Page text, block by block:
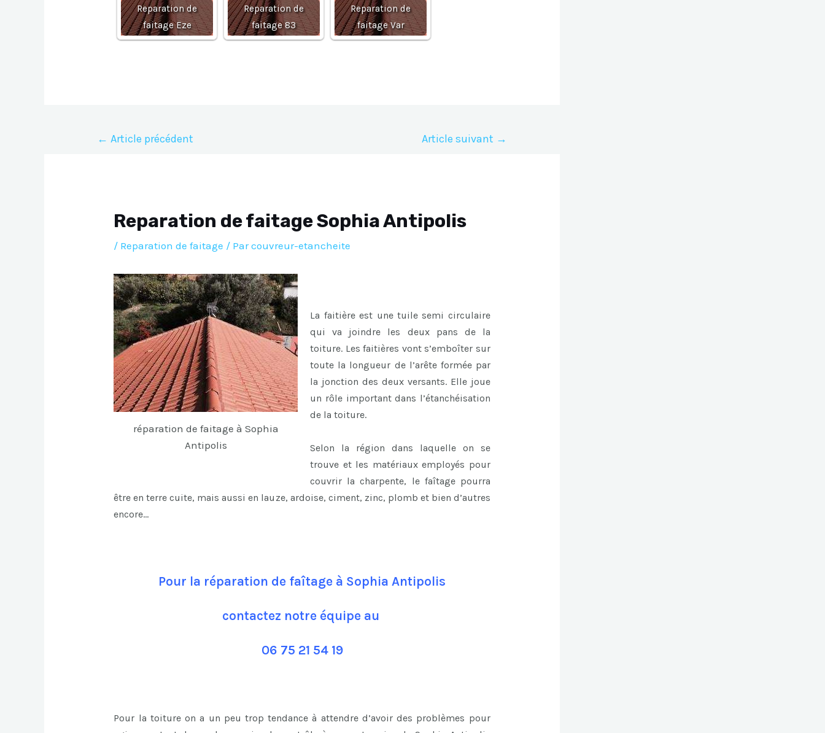
Reparation de
faitage Eze
Reparation de
faitage 83
Reparation de
faitage Var
Navigation
← Article précédent Article suivant →
Reparation de faitage Sophia Antipolis
/ Reparation de faitage / Parcouvreur-etancheite
réparation de faitage à Sophia
Antipolis
La faitière est une tuile semi circulaire
qui va joindre les deux pans de la
toiture. Les faitières vont s’emboîter sur
toute la longueur de l’arête formée par
la jonction des deux versants. Elle joue
un rôle important dans l’étanchéisation
de la toiture.
Selon la région dans laquelle on se
trouve et les matériaux employés pour
couvrir la charpente, le faîtage pourra
être en terre cuite, mais aussi en lauze, ardoise, ciment, zinc, plomb et bien d’autres
encore…
Pour la réparation de faîtage à Sophia Antipolis
contactez notre équipe au
06 75 21 54 19
Pour la toiture on a un peu trop tendance à attendre d’avoir des problèmes pour